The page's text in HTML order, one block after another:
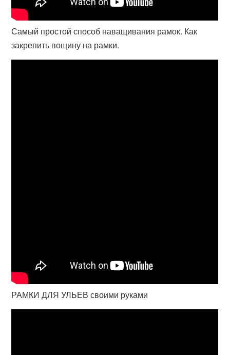
Самый простой способ наващивания рамок. Как
закрепить вощину на рамки.
РАМКИ ДЛЯ УЛЬЕВ своими руками